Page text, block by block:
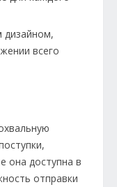
дизайном,
всего
она доступна в
отправки